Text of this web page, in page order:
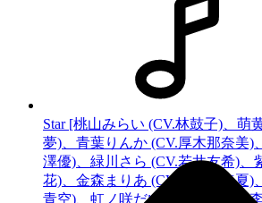
Star [桃山みらい (CV.林鼓子)、萌
夢)、 青葉りんか (CV.厚木那奈美)
澤優)、緑川さら (CV.若井友希)、
花)、金森まりあ (CV.茜屋日海夏)
青空)、虹ノ咲だいあ (CV.佐々木